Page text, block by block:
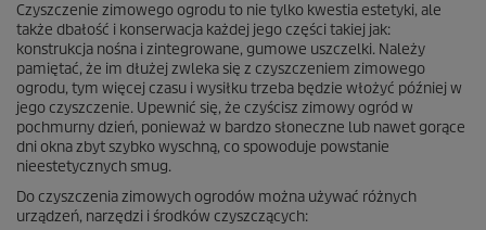
Czyszczenie zimowego ogrodu to nie tylko kwestia estetyki, ale
także dbałość i konserwacja każdej jego części takiej jak:
konstrukcja nośna i zintegrowane, gumowe uszczelki. Należy
pamiętać, że im dłużej zwleka się z czyszczeniem zimowego
ogrodu, tym więcej czasu i wysiłku trzeba będzie włożyć później w
jego czyszczenie. Upewnić się, że czyścisz zimowy ogród w
pochmurny dzień, ponieważ w bardzo słoneczne lub nawet gorące
dni okna zbyt szybko wyschną, co spowoduje powstanie
nieestetycznych smug.
Do czyszczenia zimowych ogrodów można używać różnych
urządzeń, narzędzi i środków czyszczących: